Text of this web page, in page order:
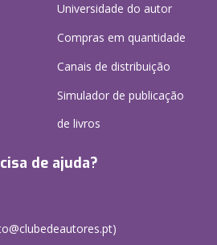
Universidade do autor
Compras em quantidade
Canais de distribuição
Simulador de publicação
de livros
de ajuda?
)